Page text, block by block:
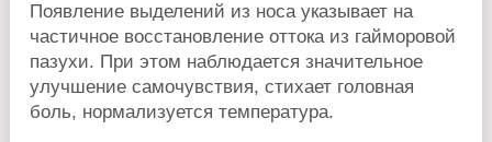
Появление выделений из носа указывает на
частичное восстановление оттока из гайморовой
пазухи. При этом наблюдается значительное
улучшение самочувствия, стихает головная
боль, нормализуется температура.